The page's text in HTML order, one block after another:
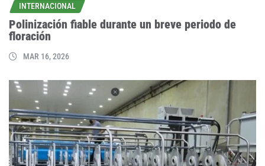
INTERNACIONAL
Polinización fiable durante un breve periodo de
floración
MAR 16, 2026